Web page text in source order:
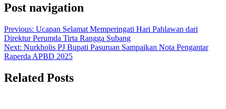
Post navigation
Previous: Ucapan Selamat Memperingati Hari Pahlawan dari
Direktur Perumda Tirta Rangga Subang
Next: Nurkholis PJ Bupati Pasuruan Sampaikan Nota Pengantar
Raperda APBD 2025
Related Posts